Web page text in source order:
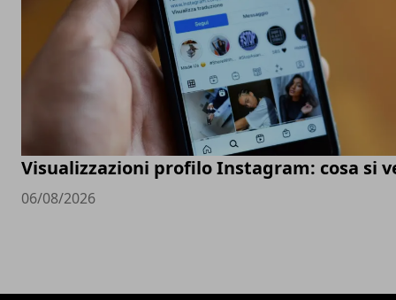
Visualizzazioni profilo Instagram: cosa si
06/08/2026